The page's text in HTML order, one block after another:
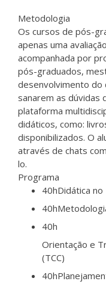
Metodologia
Os cursos de pós-
apenas uma
acompanhada por
pós-graduados,
desenvolvimento do
sanarem as dúvidas
plataforma
didáticos, como:
disponibilizados. O
através de chats
lo.
Programa
40hDidática no
40h
40h
Orientação e
(TCC)
40h